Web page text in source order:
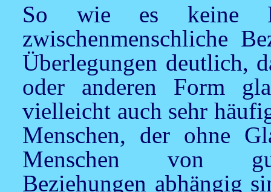
So wie es keine
zwischenmenschliche
Überlegungen deutlich,
oder anderen Form
vielleicht auch sehr
Menschen, der ohne
Menschen von
Beziehungen abhängig